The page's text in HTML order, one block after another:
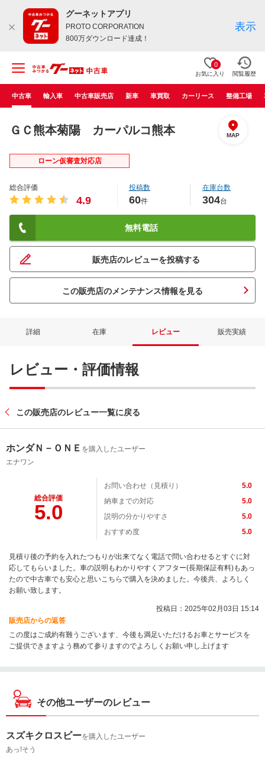
グーネットアプリ
PROTO CORPORATION
800万ダウンロード達成！
表示
0
お気に入り 閲覧履歴
中古車 輸入車 中古車販売店 新車 車買取 カーリース 整備工場
ＧＣ熊本菊陽 カーパルコ熊本 MAP
ローン仮審査対応店
総合評価
4.9
投稿数
60件
在庫台数
304台
無料電話
販売店のレビューを投稿する
この販売店のメンテナンス情報を見る
詳細 在庫 レビュー 販売実績
レビュー・評価情報
この販売店のレビュー一覧に戻る
ホンダＮ－ＯＮＥ を購入したユーザー
エナワン
総合評価
5.0
お問い合わせ（見積り）
5.0
納車までの対応
5.0
説明の分かりやすさ
5.0
おすすめ度
5.0
見積り後の予約を入れたつもりが出来てなく電話で問い合わせるとすぐに対
応してもらいました。車の説明もわかりやすくアフター(長期保証有料)もあっ
たので中古車でも安心と思いこちらで購入を決めました。今後共、よろしく
お願い致します。
投稿日：2025年02月03日 15:14
販売店からの返答
この度はご成約有難うございます、今後も満足いただけるお車とサービスを
ご提供できますよう務めて参りますのでよろしくお願い申し上げます
その他ユーザーのレビュー
スズキクロスビーを購入したユーザー
あっ!そう